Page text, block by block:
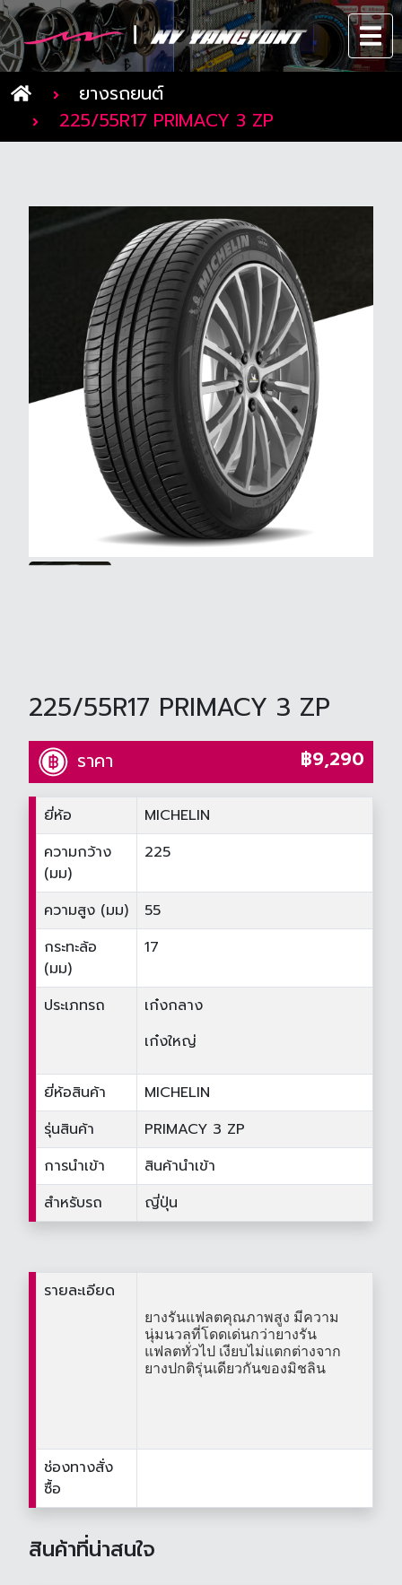
ยางรถยนต์
225/55R17 PRIMACY 3 ZP
225/55R17 PRIMACY 3 ZP
ราคา ฿9,290
ยี่ห้อ
MICHELIN
ความกว้าง
(มม)
225
ความสูง (มม)
55
กระทะล้อ
(มม)
17
ประเภทรถ
เก๋งกลาง
เก๋งใหญ่
ยี่ห้อสินค้า
MICHELIN
รุ่นสินค้า
PRIMACY 3 ZP
การนำเข้า
สินค้านำเข้า
สำหรับรถ
ญี่ปุ่น
รายละเอียด
ยางรันแฟลตคุณภาพสูง มีความ
นุ่มนวลที่โดดเด่นกว่ายางรัน
แฟลตทั่วไป เงียบไม่แตกต่างจาก
ยางปกติรุ่นเดียวกันของมิชลิน
ช่องทางสั่ง
ซื้อ
สินค้าที่น่าสนใจ